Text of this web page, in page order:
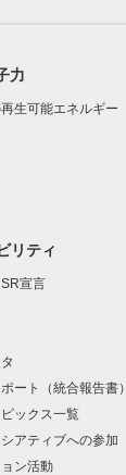
力
生可能エネルギー
リティ
宣言
ート（統合報告書）
ックス一覧
アティブへの参加
ン活動